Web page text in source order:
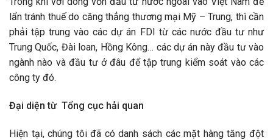
lẩn tránh thuế do căng thẳng thương mại Mỹ – Trung, thì cần
phải tập trung vào các dự án FDI từ các nước đầu tư như
Trung Quốc, Đài loan, Hồng Kông… các dự án này đầu tư vào
ngành nào và đầu tư ở đâu để tập trung kiểm soát vào các
công ty đó.
Đại diện từ Tổng cục hải quan
Hiện tại, chúng tôi đã có danh sách các mặt hàng tăng đột